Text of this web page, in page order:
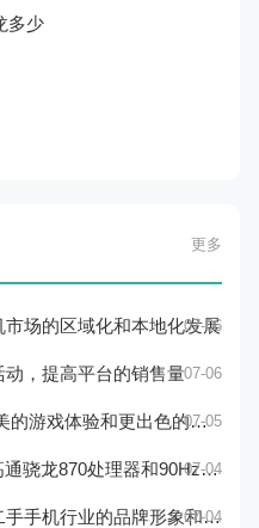
多少
更多
场的区域化和本地化发展
07-06
动，提高平台的销售量07-06
游戏体验和更出色的性能07-05
和90Hz显示屏：性能和显示效果俱佳07-04
行业的品牌形象和社会认知07-04